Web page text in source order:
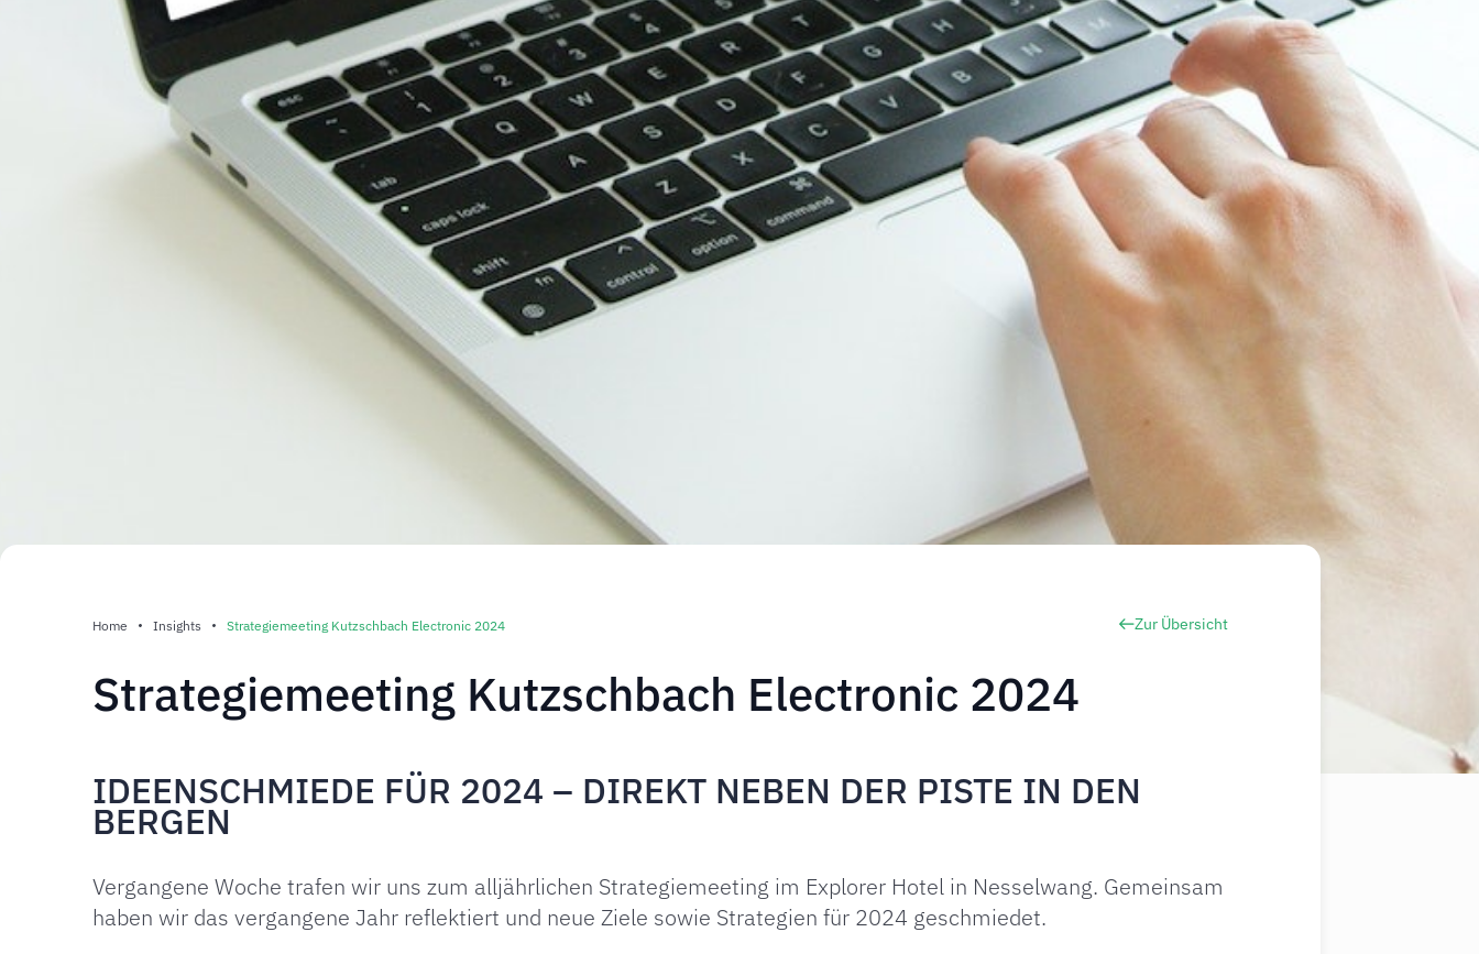
Home Insights Strategiemeeting Kutzschbach Electronic 2024 Zur Übersicht
Strategiemeeting Kutzschbach Electronic 2024
IDEENSCHMIEDE FÜR 2024 – DIREKT NEBEN DER PISTE IN DEN
BERGEN
Vergangene Woche trafen wir uns zum alljährlichen Strategiemeeting im Explorer Hotel in Nesselwang. Gemeinsam
haben wir das vergangene Jahr reflektiert und neue Ziele sowie Strategien für 2024 geschmiedet.